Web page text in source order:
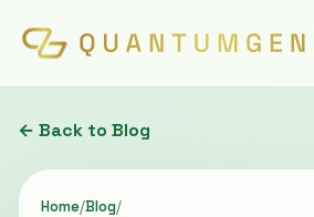
← Back to Blog
Home/Blog/